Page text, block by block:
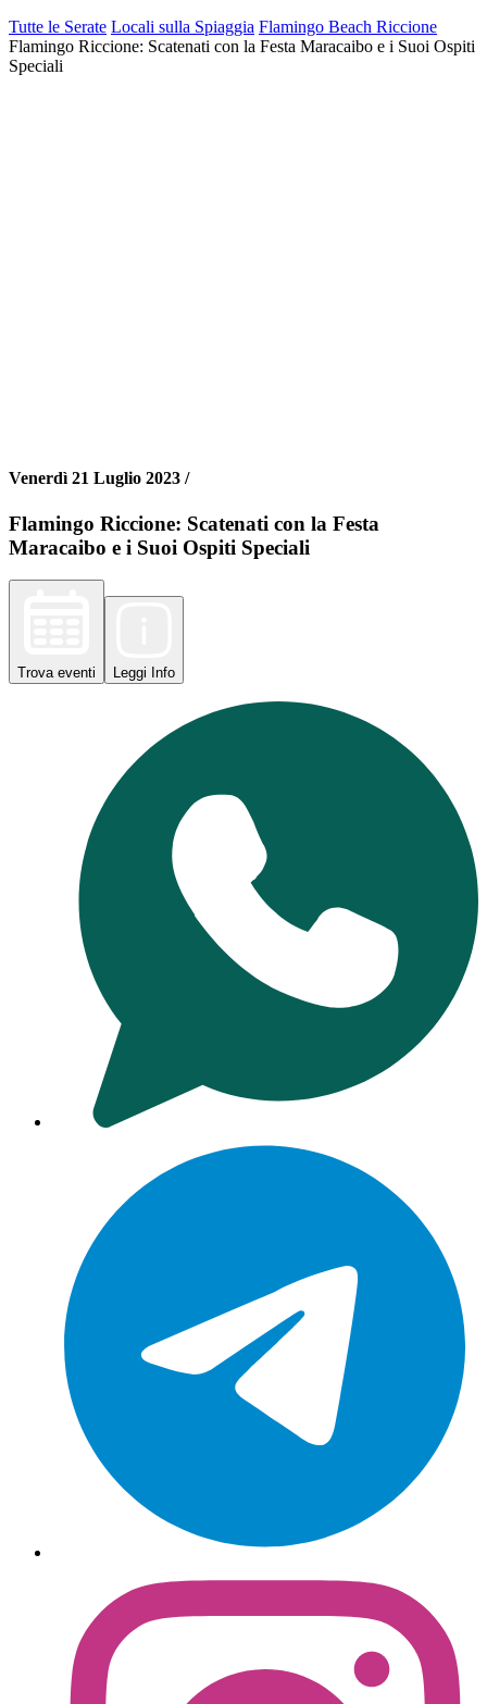
Tutte le Serate Locali sulla Spiaggia Flamingo Beach Riccione
Flamingo Riccione: Scatenati con la Festa Maracaibo e i Suoi Ospiti
Speciali
Venerdì 21 Luglio 2023 /
Flamingo Riccione: Scatenati con la Festa
Maracaibo e i Suoi Ospiti Speciali
Trova eventi Leggi Info